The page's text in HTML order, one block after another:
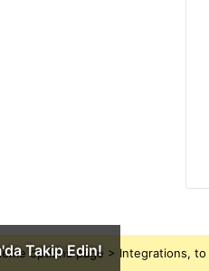
Takip Edin!
options page > Integrations,